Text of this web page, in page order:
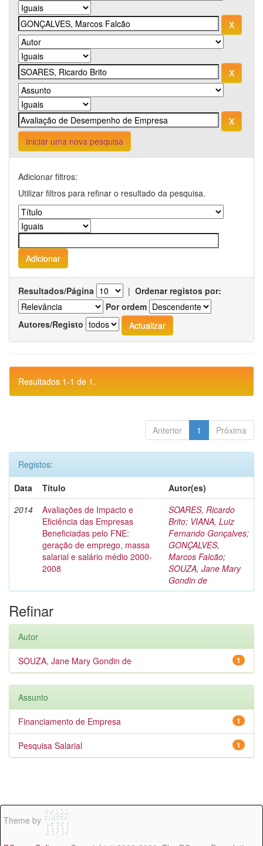
Iniciar uma nova pesquisa
Adicionar filtros:
Utilizar filtros para refinar o resultado da pesquisa.
Resultados/Página | Ordenar registos por:
Por ordem
Autores/Registo
Resultados 1-1 de 1.
Anterior 1 Próxima
Registos:
Data
Título
Autor(es)
2014
Avaliações de Impacto e
Eficiência das Empresas
Beneficiadas pelo FNE:
geração de emprego, massa
salarial e salário médio 2000-
2008
SOARES, Ricardo
Brito; VIANA, Luiz
Fernando Gonçalves;
GONÇALVES,
Marcos Falcão;
SOUZA, Jane Mary
Gondin de
Refinar
Autor
1
SOUZA, Jane Mary Gondin de
Assunto
1
Financiamento de Empresa
1
Pesquisa Salarial
Theme by